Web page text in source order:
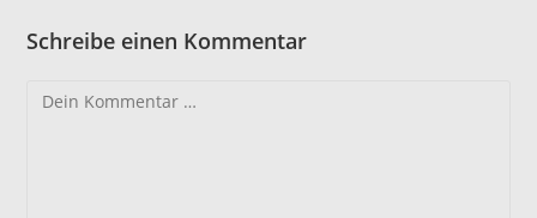
Schreibe einen Kommentar
Kommentar